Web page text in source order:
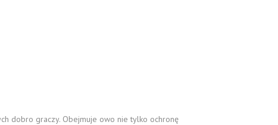
dobro graczy. Obejmuje owo nie tylko ochronę